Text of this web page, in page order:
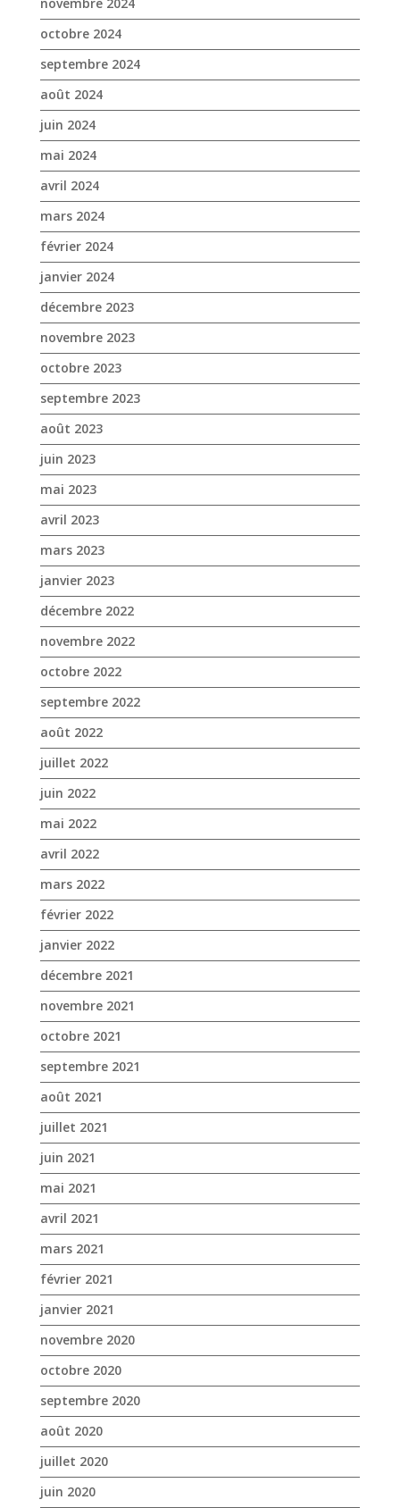
mai 2024
avril 2024
mars 2024
février 2024
janvier 2024
décembre 2023
novembre 2023
octobre 2023
septembre 2023
août 2023
juin 2023
mai 2023
avril 2023
mars 2023
janvier 2023
décembre 2022
novembre 2022
octobre 2022
septembre 2022
août 2022
juillet 2022
juin 2022
mai 2022
avril 2022
mars 2022
février 2022
janvier 2022
décembre 2021
novembre 2021
octobre 2021
septembre 2021
août 2021
juillet 2021
juin 2021
mai 2021
avril 2021
mars 2021
février 2021
janvier 2021
novembre 2020
octobre 2020
septembre 2020
août 2020
juillet 2020
juin 2020
mai 2020
avril 2020
mars 2020
janvier 2020
décembre 2019